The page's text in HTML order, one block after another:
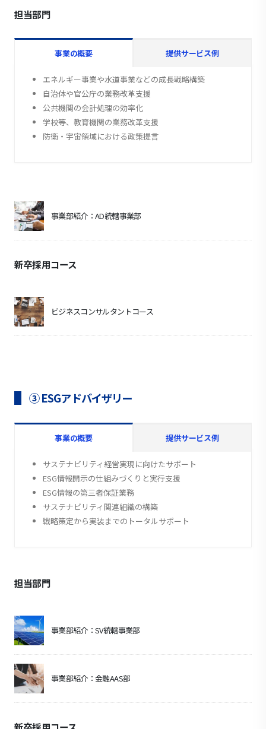
担当部門
事業の概要 提供サービス例
エネルギー事業や水道事業などの成長戦略構築
自治体や官公庁の業務改革支援
公共機関の会計処理の効率化
学校等、教育機関の業務改革支援
防衛・宇宙領域における政策提言
事業部紹介：AD統轄事業部
新卒採用コース
ビジネスコンサルタントコース
③ ESGアドバイザリー
事業の概要 提供サービス例
サステナビリティ経営実現に向けたサポート
ESG情報開示の仕組みづくりと実行支援
ESG情報の第三者保証業務
サステナビリティ関連組織の構築
戦略策定から実装までのトータルサポート
担当部門
事業部紹介：SV統轄事業部
事業部紹介：金融AAS部